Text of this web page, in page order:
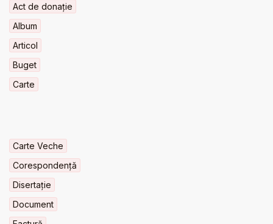
Act de donație
Album
Articol
Buget
Carte
Carte Veche
Corespondență
Disertație
Document